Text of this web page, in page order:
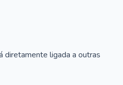
diretamente ligada a outras